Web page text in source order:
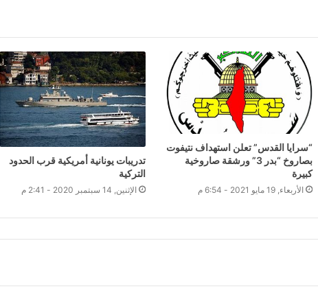
“سرايا القدس” تعلن استهداف نتيفوت
بصاروخ “بدر 3” ورشقة صاروخية
كبيرة
الأربعاء, 19 مايو 2021 - 6:54 م
تدريبات يونانية أمريكية قرب الحدود
التركية
الإثنين, 14 سبتمبر 2020 - 2:41 م